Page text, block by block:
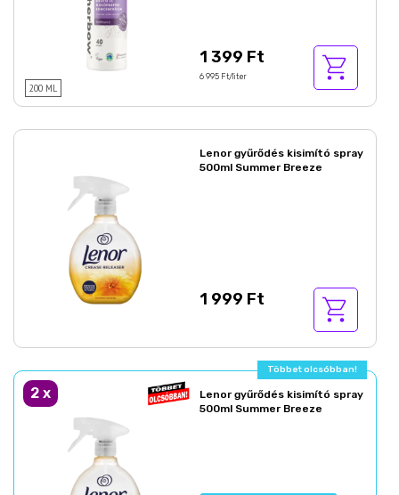
200 ML
1 399 Ft
6 995 Ft/liter
Lenor gyűrődés kisimító spray
500ml Summer Breeze
1 999 Ft
Többet olcsóbban!
2 x
Lenor gyűrődés kisimító spray
500ml Summer Breeze